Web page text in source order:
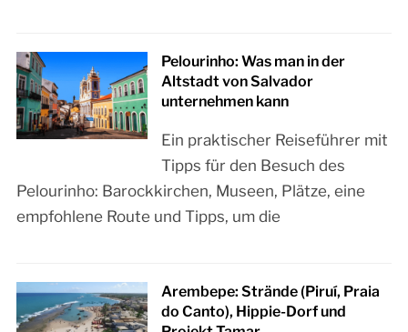
Pelourinho: Was man in der
Altstadt von Salvador
unternehmen kann
Ein praktischer Reiseführer mit
Tipps für den Besuch des
Pelourinho: Barockkirchen, Museen, Plätze, eine
empfohlene Route und Tipps, um die
Arembepe: Strände (Piruí, Praia
do Canto), Hippie-Dorf und